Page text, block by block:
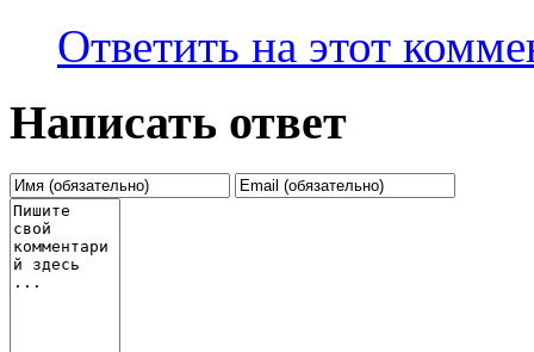
Ответить на этот
Написать ответ